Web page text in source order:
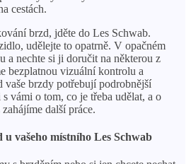
cestách.
brzd, jděte do Les Schwab.
udělejte to opatrně. V opačném
a nechte si ji doručit na některou z
bezplatnou vizuální kontrolu a
vaše brzdy potřebují podrobnější
vámi o tom, co je třeba udělat, a o
další práce.
vašeho místního Les Schwab